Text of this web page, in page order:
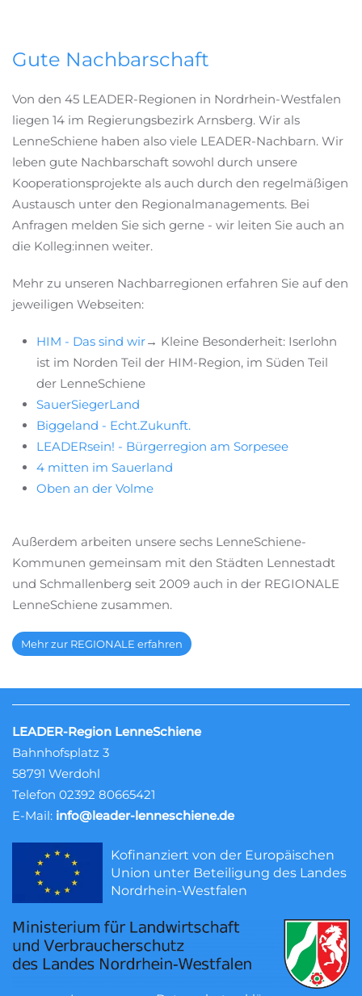
Gute Nachbarschaft
Von den 45 LEADER-Regionen in Nordrhein-Westfalen
liegen 14 im Regierungsbezirk Arnsberg. Wir als
LenneSchiene haben also viele LEADER-Nachbarn. Wir
leben gute Nachbarschaft sowohl durch unsere
Kooperationsprojekte als auch durch den regelmäßigen
Austausch unter den Regionalmanagements. Bei
Anfragen melden Sie sich gerne - wir leiten Sie auch an
die Kolleg:innen weiter.
Mehr zu unseren Nachbarregionen erfahren Sie auf den
jeweiligen Webseiten:
HIM - Das sind wir→ Kleine Besonderheit: Iserlohn
ist im Norden Teil der HIM-Region, im Süden Teil
der LenneSchiene
SauerSiegerLand
Biggeland - Echt.Zukunft.
LEADERsein! - Bürgerregion am Sorpesee
4 mitten im Sauerland
Oben an der Volme
Außerdem arbeiten unsere sechs LenneSchiene-
Kommunen gemeinsam mit den Städten Lennestadt
und Schmallenberg seit 2009 auch in der REGIONALE
LenneSchiene zusammen.
Mehr zur REGIONALE erfahren
LEADER-Region LenneSchiene
Bahnhofsplatz 3
58791 Werdohl
Telefon 02392 80665421
E-Mail: info@leader-lenneschiene.de
Kofinanziert von der Europäischen
Union unter Beteiligung des Landes
Nordrhein-Westfalen